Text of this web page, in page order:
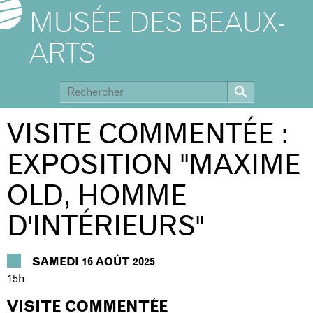
MUSÉE DES BEAUX-
ARTS
VISITE COMMENTÉE :
EXPOSITION ''MAXIME
OLD, HOMME
D'INTÉRIEURS''
SAMEDI 16 AOÛT 2025
15h
VISITE COMMENTÉE